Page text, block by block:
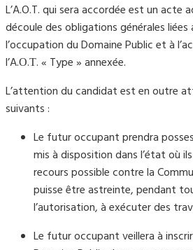
L’A.O.T. qui sera accordée est un acte
découle des obligations générales liées
l’occupation du Domaine Public et à
l’A.Ο.Τ. « Type » annexée.
L’attention du candidat est en outre
suivants :
Le futur occupant prendra
mis à disposition dans l’état où
recours possible contre la
puisse être astreinte, pendant
l’autorisation, à exécuter des
Le futur occupant veillera à